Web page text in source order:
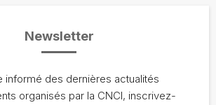
Newsletter
informé des dernières actualités
organisés par la CNCI, inscrivez-